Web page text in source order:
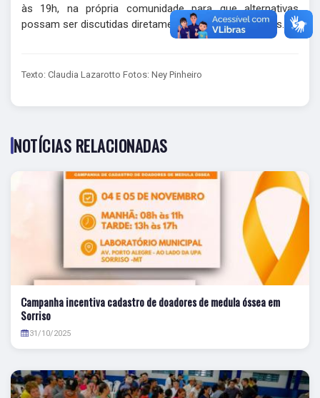
às 19h, na própria comunidade para que alternativas
possam ser discutidas diretamente com os moradores.
Texto: Claudia Lazarotto Fotos: Ney Pinheiro
NOTÍCIAS RELACIONADAS
Campanha incentiva cadastro de doadores de medula óssea em
Sorriso
31/10/2025